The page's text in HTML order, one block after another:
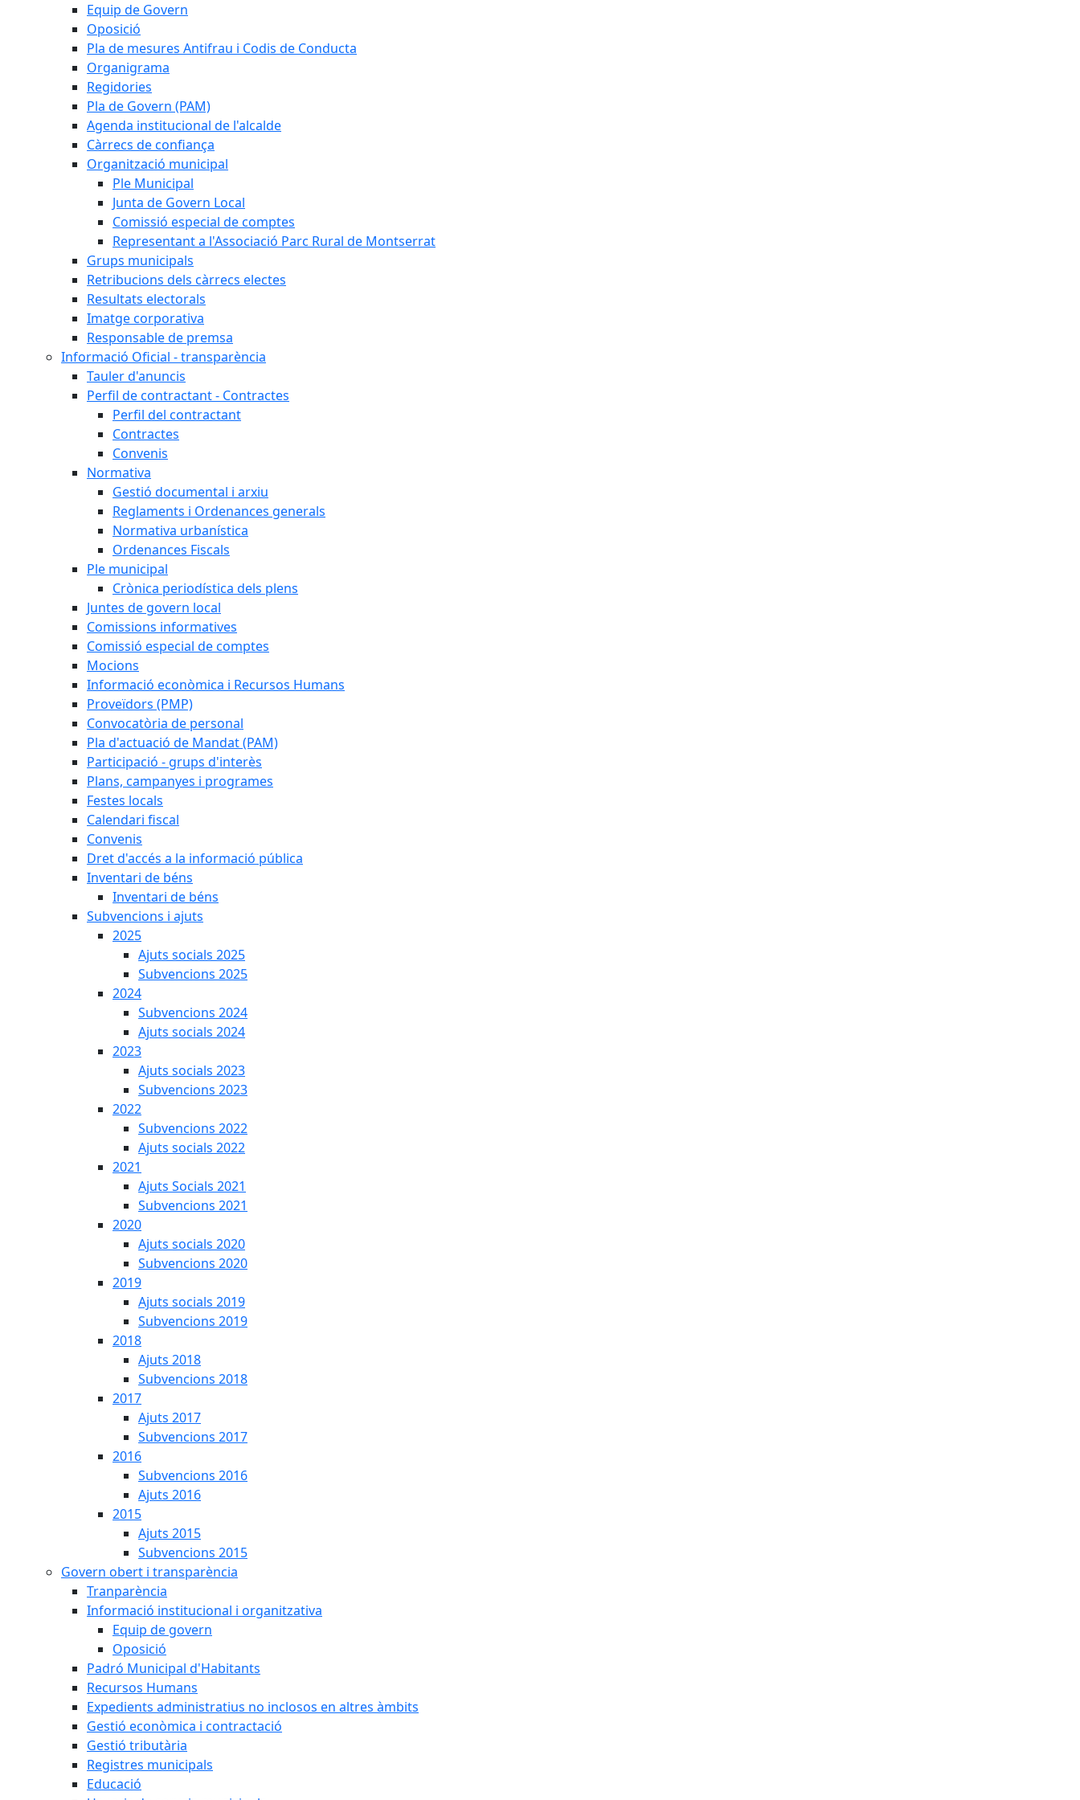
Equip de Govern
Oposició
Pla de mesures Antifrau i Codis de Conducta
Organigrama
Regidories
Pla de Govern (PAM)
Agenda institucional de l'alcalde
Càrrecs de confiança
Organització municipal
Ple Municipal
Junta de Govern Local
Comissió especial de comptes
Representant a l'Associació Parc Rural de Montserrat
Grups municipals
Retribucions dels càrrecs electes
Resultats electorals
Imatge corporativa
Responsable de premsa
Informació Oficial - transparència
Tauler d'anuncis
Perfil de contractant - Contractes
Perfil del contractant
Contractes
Convenis
Normativa
Gestió documental i arxiu
Reglaments i Ordenances generals
Normativa urbanística
Ordenances Fiscals
Ple municipal
Crònica periodística dels plens
Juntes de govern local
Comissions informatives
Comissió especial de comptes
Mocions
Informació econòmica i Recursos Humans
Proveïdors (PMP)
Convocatòria de personal
Pla d'actuació de Mandat (PAM)
Participació - grups d'interès
Plans, campanyes i programes
Festes locals
Calendari fiscal
Convenis
Dret d'accés a la informació pública
Inventari de béns
Inventari de béns
Subvencions i ajuts
2025
Ajuts socials 2025
Subvencions 2025
2024
Subvencions 2024
Ajuts socials 2024
2023
Ajuts socials 2023
Subvencions 2023
2022
Subvencions 2022
Ajuts socials 2022
2021
Ajuts Socials 2021
Subvencions 2021
2020
Ajuts socials 2020
Subvencions 2020
2019
Ajuts socials 2019
Subvencions 2019
2018
Ajuts 2018
Subvencions 2018
2017
Ajuts 2017
Subvencions 2017
2016
Subvencions 2016
Ajuts 2016
2015
Ajuts 2015
Subvencions 2015
Govern obert i transparència
Tranparència
Informació institucional i organitzativa
Equip de govern
Oposició
Padró Municipal d'Habitants
Recursos Humans
Expedients administratius no inclosos en altres àmbits
Gestió econòmica i contractació
Gestió tributària
Registres municipals
Educació